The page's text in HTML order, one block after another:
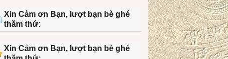
Xin Cảm ơn Bạn, lượt bạn bè ghé
thăm thứ:
Xin Cảm ơn Bạn, lượt bạn bè ghé